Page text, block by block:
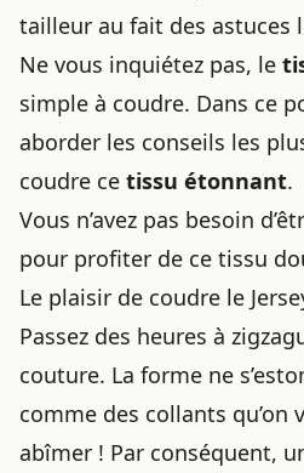
tailleur au fait des astuces
Ne vous inquiétez pas, le
simple à coudre. Dans ce
aborder les conseils les
coudre ce tissu étonnant.
Vous n’avez pas besoin
pour profiter de ce tissu
Le plaisir de coudre le
Passez des heures à
couture. La forme ne
comme des collants qu’on
abîmer ! Par conséquent,